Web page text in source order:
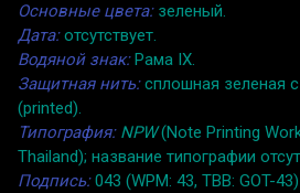
Основные цвета:зеленый.
Дата:отсутствует.
Водяной знак:Рама IX.
Защитная нить:сплошная зеленая
(printed).
Типография: NPW(Note Printing
Thailand); название типографии
Подпись:043 (WPM: 43, TBB: GOT-